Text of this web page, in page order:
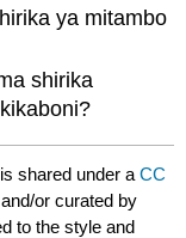
ya mitambo
shirika
is shared under aCC
or curated by
to the style and